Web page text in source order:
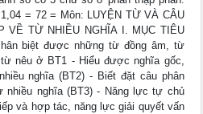
= 72 = Môn: LUYỆN TỪ VÀ CÂU
VỀ TỪ NHIỀU NGHĨA I. MỤC TIÊU
biệt được những từ đồng âm, từ
nêu ở BT1 - Hiểu được nghĩa gốc,
nghĩa (BT2) - Biết đặt câu phân
nhiều nghĩa (BT3) - Năng lực tự chủ
và hợp tác, năng lực giải quyết vấn